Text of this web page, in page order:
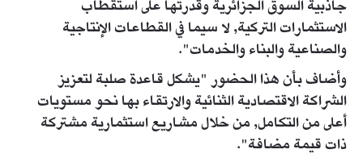
جاذبية السوق الجزائرية وقدرتها على استقطاب
الاستثمارات التركية, لا سيما في القطاعات الإنتاجية
والصناعية والبناء والخدمات".
وأضاف بأن هذا الحضور "يشكل قاعدة صلبة لتعزيز
الشراكة الاقتصادية الثنائية والارتقاء بها نحو مستويات
أعلى من التكامل, من خلال مشاريع استثمارية مشتركة
ذات قيمة مضافة".